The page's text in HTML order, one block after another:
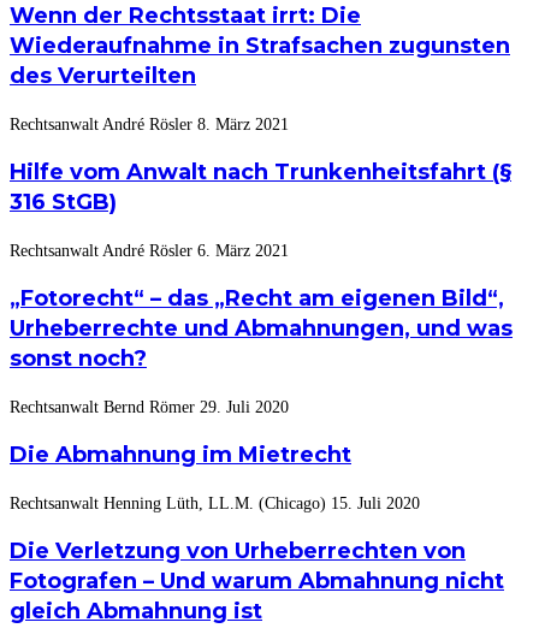
Wenn der Rechtsstaat irrt: Die
Wiederaufnahme in Strafsachen zugunsten
des Verurteilten
Rechtsanwalt André Rösler 8. März 2021
Hilfe vom Anwalt nach Trunkenheitsfahrt (§
316 StGB)
Rechtsanwalt André Rösler 6. März 2021
„Fotorecht“ – das „Recht am eigenen Bild“,
Urheberrechte und Abmahnungen, und was
sonst noch?
Rechtsanwalt Bernd Römer 29. Juli 2020
Die Abmahnung im Mietrecht
Rechtsanwalt Henning Lüth, LL.M. (Chicago) 15. Juli 2020
Die Verletzung von Urheberrechten von
Fotografen – Und warum Abmahnung nicht
gleich Abmahnung ist